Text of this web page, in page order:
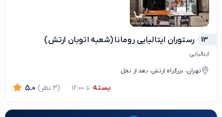
13 رستوران ایتالیایی رومانا (شعبه اتوبان ارتش)
ایتالیایی
تهران، بزرگراه ارتش، بعد از نخل
بسته تا 12:00 5.0 (3 نظر)